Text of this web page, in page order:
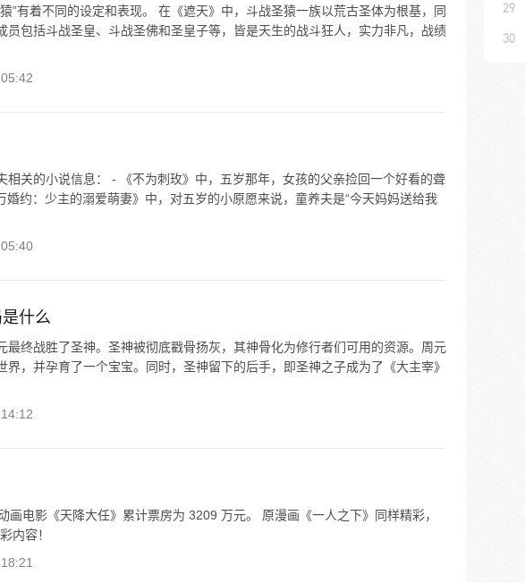
”有着不同的设定和表现。 在《遮天》中，斗战圣猿一族以荒古圣体为根基，同
员包括斗战圣皇、斗战圣佛和圣皇子等，皆是天生的战斗狂人，实力非凡，战绩
相关的小说信息： - 《不为刺玫》中，五岁那年，女孩的父亲捡回一个好看的聋
婚约：少主的溺爱萌妻》中，对五岁的小原愿来说，童养夫是“今天妈妈送给我
什么
最终战胜了圣神。圣神被彻底戳骨扬灰，其神骨化为修行者们可用的资源。周元
界，并孕育了一个宝宝。同时，圣神留下的后手，即圣神之子成为了《大主宰》
画电影《天降大任》累计票房为 3209 万元。 原漫画《一人之下》同样精彩，
内容！
29
30